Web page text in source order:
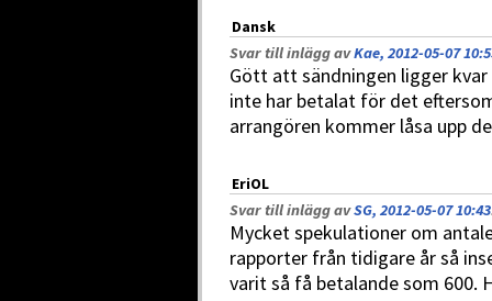
Dansk
Svar till inlägg avKae, 2012-05-07
Gött att sändningen ligger
inte har betalat för det
arrangören kommer låsa upp
EriOL
Svar till inlägg avSG, 2012-05-07 10:43
Mycket spekulationer om
rapporter från tidigare år så
varit så få betalande som 600.